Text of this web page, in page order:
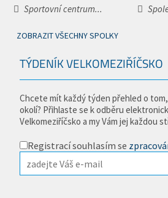
Sportovní centrum...
ZOBRAZIT VŠECHNY SPOLKY
TÝDENÍK VELKOMEZIŘÍČSKO
Chcete mít každý týden přehled o
okolí? Přihlaste se k odběru
Velkomeziříčsko a my Vám jej každou
Registrací souhlasím se